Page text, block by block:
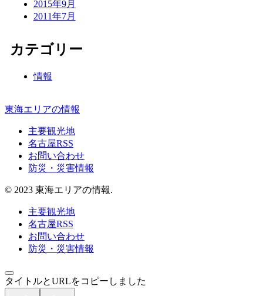
2015年9月
2011年7月
カテゴリー
情報
東海エリアの情報
主要観光地
名古屋RSS
お問い合わせ
防災・災害情報
© 2023 東海エリアの情報.
主要観光地
名古屋RSS
お問い合わせ
防災・災害情報
タイトルとURLをコピーしました